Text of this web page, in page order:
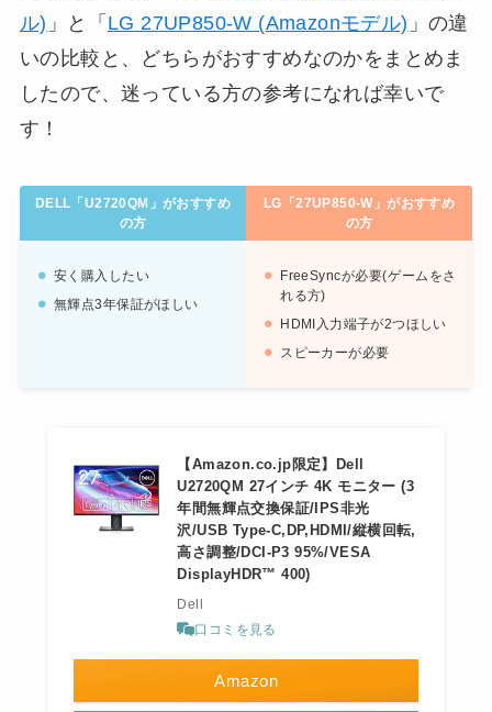
ル) 」と「 LG 27UP850-W (Amazonモデル) 」の違
いの比較と、どちらがおすすめなのかをまとめま
したので、迷っている方の参考になれば幸いで
す！
DELL「U2720QM」がおすすめ
の方
LG「27UP850-W」がおすすめ
の方
安く購入したい
無輝点3年保証がほしい
FreeSyncが必要(ゲームをさ
れる方)
HDMI入力端子が2つほしい
スピーカーが必要
【Amazon.co.jp限定】Dell
U2720QM 27インチ 4K モニター (3
年間無輝点交換保証/IPS非光
沢/USB Type-C,DP,HDMI/縦横回転,
高さ調整/DCI-P3 95%/VESA
DisplayHDR™ 400)
Dell
口コミを見る
Amazon